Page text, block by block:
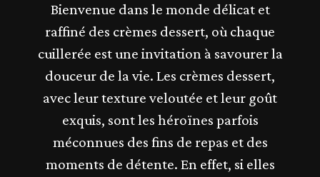
Bienvenue dans le monde délicat et
raffiné des crèmes dessert, où chaque
cuillerée est une invitation à savourer la
douceur de la vie. Les crèmes dessert,
avec leur texture veloutée et leur goût
exquis, sont les héroïnes parfois
méconnues des fins de repas et des
moments de détente. En effet, si elles